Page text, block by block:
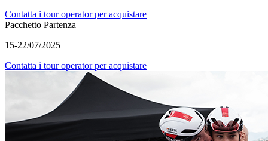
Contatta i tour operator per acquistare
Pacchetto Partenza
15-22/07/2025
Contatta i tour operator per acquistare